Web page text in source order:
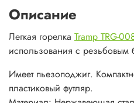
Описание
Легкая горелка Tramp TRG-
использования с резьбовым
Имеет пьезоподжиг.
пластиковый футляр.